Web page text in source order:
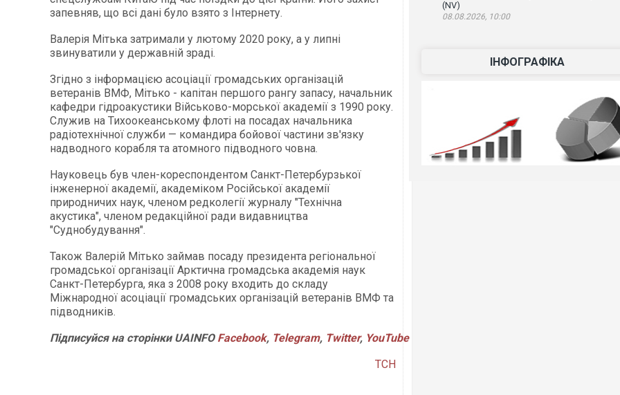
запевняв, що всі дані було взято з Інтернету.
Валерія Мітька затримали у лютому 2020 року, а у липні
звинуватили у державній зраді.
Згідно з інформацією асоціації громадських організацій
ветеранів ВМФ, Мітько - капітан першого рангу запасу, начальник
кафедри гідроакустики Військово-морської академії з 1990 року.
Служив на Тихоокеанському флоті на посадах начальника
радіотехнічної служби — командира бойової частини зв'язку
надводного корабля та атомного підводного човна.
Науковець був член-кореспондентом Санкт-Петербурзької
інженерної академії, академіком Російської академії
природничих наук, членом редколегії журналу "Технічна
акустика", членом редакційної ради видавництва
"Суднобудування".
Також Валерій Мітько займав посаду президента регіональної
громадської організації Арктична громадська академія наук
Санкт-Петербурга, яка з 2008 року входить до складу
Міжнародної асоціації громадських організацій ветеранів ВМФ та
підводників.
Підписуйся на сторінки UAINFO Facebook, Telegram, Twitter, YouTube
ТСН
(NV)
08.08.2026, 10:00
ІНФОГРАФІКА